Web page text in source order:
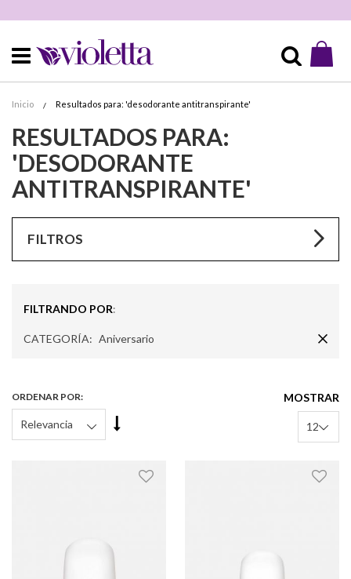
Buscar
Inicio Resultados para: 'desodorante antitranspirante'
RESULTADOS PARA:
'DESODORANTE
ANTITRANSPIRANTE'
MOSTRAR
ORDENAR POR
FILTROS
FILTRANDO POR
CATEGORÍA Aniversario